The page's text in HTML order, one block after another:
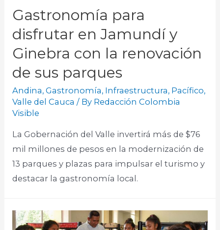
Gastronomía para
disfrutar en Jamundí y
Ginebra con la renovación
de sus parques
Andina,Gastronomía, Infraestructura, Pacífico,
Valle del Cauca / By Redacción Colombia
Visible
La Gobernación del Valle invertirá más de $76
mil millones de pesos en la modernización de
13 parques y plazas para impulsar el turismo y
destacar la gastronomía local.